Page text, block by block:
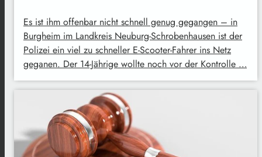
Es ist ihm offenbar nicht schnell genug gegangen – in
Burgheim im Landkreis Neuburg-Schrobenhausen ist der
Polizei ein viel zu schneller E-Scooter-Fahrer ins Netz
geganen. Der 14-Jährige wollte noch vor der Kontrolle …